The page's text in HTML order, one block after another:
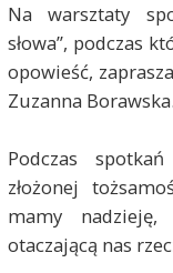
Na warsztaty
słowa”, podczas
opowieść,
Zuzanna Borawska.
Podczas
złożonej
mamy
otaczającą nas